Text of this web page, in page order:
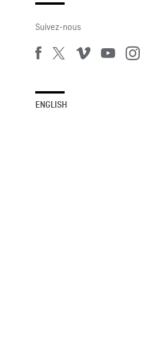
Suivez-nous
ENGLISH